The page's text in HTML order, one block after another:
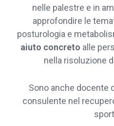
nelle palestre e in
approfondire le
posturologia e
aiuto concreto alle
nella risoluzione
Sono anche docente
consulente nel